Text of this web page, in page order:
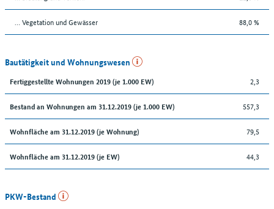
… Vegetation und Gewässer 88,0 %
Bautätigkeit und Wohnungswesen
Fertiggestellte Wohnungen 2019 (je 1.000 EW) 2,3
Bestand an Wohnungen am 31.12.2019 (je 1.000 EW) 557,3
Wohnfläche am 31.12.2019 (je Wohnung) 79,5
Wohnfläche am 31.12.2019 (je EW) 44,3
PKW-Bestand